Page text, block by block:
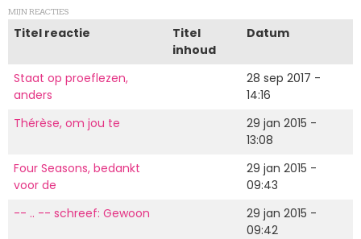
MIJN REACTIES
Titel reactie
Titel
inhoud
Datum
Staat op proeflezen,
anders
28 sep 2017 -
14:16
Thérèse, om jou te
29 jan 2015 -
13:08
Four Seasons, bedankt
voor de
29 jan 2015 -
09:43
-- .. -- schreef: Gewoon
29 jan 2015 -
09:42